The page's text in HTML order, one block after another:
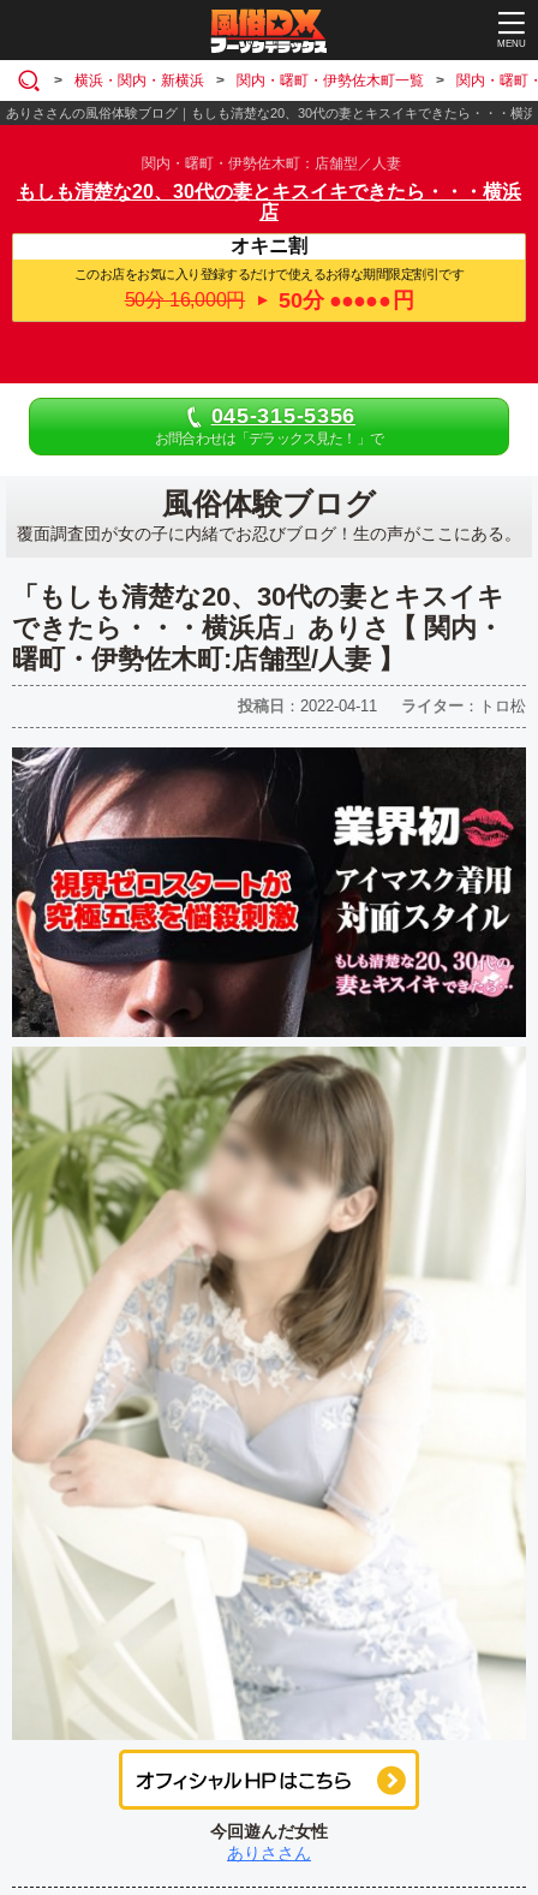
横浜・関内・新横浜 関内・曙町・伊勢佐木町一覧 関内・曙町
ありささんの風俗体験ブログ｜もしも清楚な20、30代の妻とキスイキできたら・・・横
MENU
もしも清楚な20、30代の妻とキスイキできたら・・・横浜
店
関内・曙町・伊勢佐木町 店舗型 人妻
オキニ割
このお店をお気に入り登録するだけで使えるお得な期間限定割引です
50分 16,000円 ▼ 50分 ●●●●● 円
045-315-5356
お問合わせは「デラックス見た！」で
風俗体験ブログ
覆面調査団が女の子に内緒でお忍びブログ！生の声がここにある。
「もしも清楚な20、30代の妻とキスイキ
できたら・・・横浜店」ありさ【 関内・
曙町・伊勢佐木町:店舗型/人妻 】
投稿日 ：2022-04-11 ライター ：トロ松
今回遊んだ女性
ありささん